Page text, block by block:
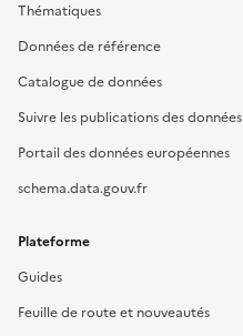
Thématiques
Données de référence
Catalogue de données
Suivre les publications des données
Portail des données européennes
schema.data.gouv.fr
Plateforme
Guides
Feuille de route et nouveautés